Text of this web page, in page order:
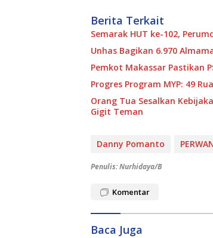
Berita Terkait
Semarak HUT ke-102,
Unhas Bagikan 6.970
Pemkot Makassar Pastikan
Progres Program MYP: 49
Orang Tua Sesalkan
Gigit Teman
Danny Pomanto
Penulis: Nurhidaya/B
Komentar
Baca Juga